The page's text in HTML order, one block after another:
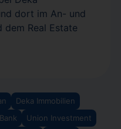
dort im An- und
dem Real Estate
Deka Immobilien
Union Investment